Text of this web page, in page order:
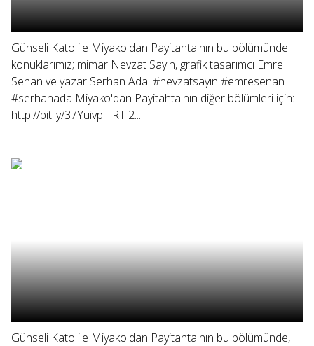
Günseli Kato ile Miyako'dan Payitahta'nın bu bölümünde
konuklarımız; mimar Nevzat Sayın, grafik tasarımcı Emre
Senan ve yazar Serhan Ada. #nevzatsayın #emresenan
#serhanada Miyako'dan Payitahta'nın diğer bölümleri için:
http://bit.ly/37Yuivp TRT 2...
Günseli Kato ile Miyako'dan Payitahta'nın bu bölümünde,